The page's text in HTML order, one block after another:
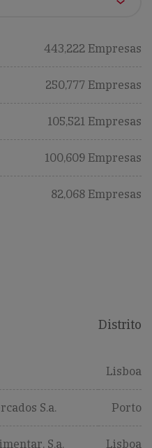
443,222 Empresas
250,777 Empresas
105,521 Empresas
100,609 Empresas
82,068 Empresas
Distrito
Lisboa
S.a. Porto
S.a. Lisboa